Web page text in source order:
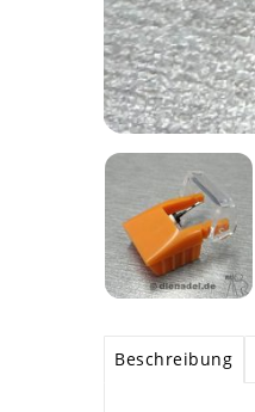
Beschreibung